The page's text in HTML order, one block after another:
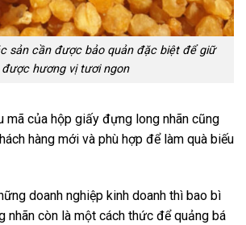
sản cần được bảo quản đặc biệt để giữ
được hương vị tươi ngon
mã của hộp giấy đựng long nhãn cũng
hàng mới và phù hợp để làm quà biếu
doanh nghiệp kinh doanh thì bao bì
nhãn còn là một cách thức để quảng bá